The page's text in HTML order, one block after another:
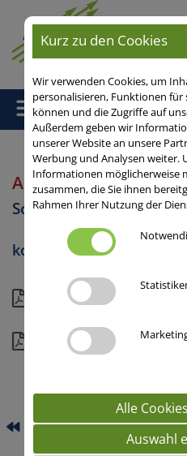
Home/Sonnenblumen/
AUSTRALIA
Sonnenblumen
konventionelle Hybride
Kompakt
Details
ALEXA SU
Kurz zu den Cookies
Wir verwenden Cookies, um
personalisieren, Funktionen für
können und die Zugriffe auf
Außerdem geben wir
unserer Website an unsere
Werbung und Analysen weiter.
Informationen möglicherweise
zusammen, die Sie ihnen
Rahmen Ihrer Nutzung der
Alle
Auswahl